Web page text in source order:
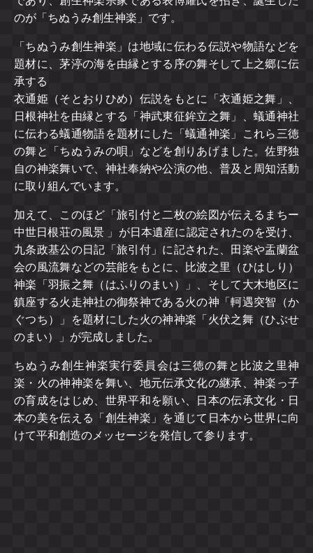
のが「ちぬうみ創生神楽」です。
「ちぬうみ創生神楽」は地域に伝わる伝説や物語などを
題材に、茅渟の海を由縁とする序の舞そして上之郷に伝
承する
衣通姫（そとおりひめ）伝説をもとに「衣通姫之舞」、
日根神社を由縁とする「神武東征鉾立之舞」、蟻通神社
に伝わる蟻通物語を題材にした「蟻通神楽」これら三徳
の舞と「ちぬうみの唄」などを創りあげました。佐野独
自の神楽舞いで、神社奉納や公演の他、普及と周知活動
に取り組んでいます。
加えて、このほど「旅引付と二枚の絵図が伝えるまちー
中世日根荘の風景 」が日本遺産に認定されたのを受け、
九条政基公の日記「旅引付」に記された、田楽や盂蘭盆
会の風流舞などの芸能をもとに、比波之里（ひはしり）
神楽「羽振之舞（はふりのまい）」、そして大木地区に
鎮座する火走神社の御祭神である火の神「軻遇突智（か
ぐつち）」を題材にした火の神神楽「火伏之舞（ひぶせ
のまい）」が完成しました。
ちぬうみ創生神楽実行委員会は三徳の舞と比波之里神
楽・火の神神楽を舞い、地元伝承文化の継承、神楽っ子
の育成をはじめ、世界平和を願い、日本の伝承文化・日
本の美を伝える「創生神楽」を通じて日本から世界に向
けて平和創造のメッセージを発信して参ります。